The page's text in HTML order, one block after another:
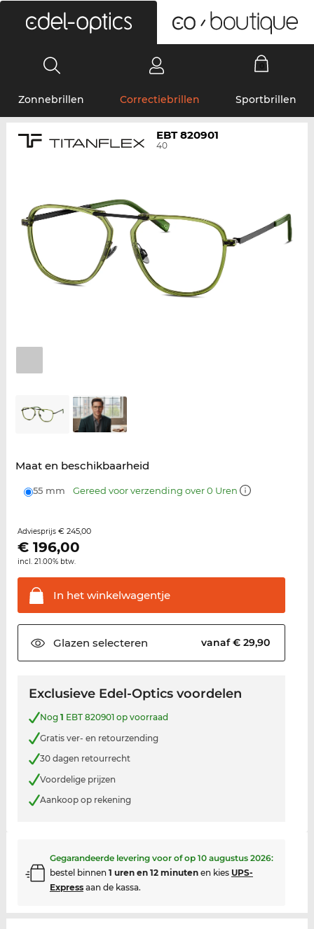
Zonnebrillen Correctiebrillen Sportbrillen
EBT 820901
40
Maat en beschikbaarheid
55 mm Gereed voor verzending over 0 Uren
Adviesprijs € 245,00
€ 196,00
incl. 21.00% btw.
In hetwinkelwagentje
Glazen selecteren vanaf € 29,90
Exclusieve Edel-Optics voordelen
Nog 1 EBT 820901 op voorraad
Gratis ver- en retourzending
30 dagen retourrecht
Voordelige prijzen
Aankoop op rekening
Gegarandeerde levering voor of op 10 augustus 2026:
bestel binnen 1 uren en 12 minutenen kies UPS-
Expressaan de kassa.